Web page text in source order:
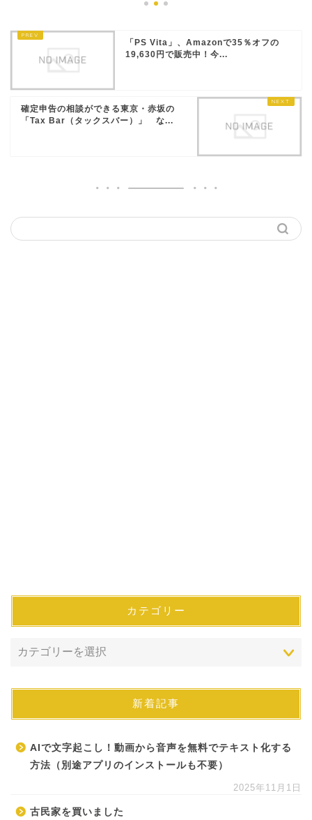
「PS Vita」、Amazonで35％オフの
19,630円で販売中！今...
確定申告の相談ができる東京・赤坂の
「Tax Bar（タックスバー）」 な...
カテゴリー
新着記事
AIで文字起こし！動画から音声を無料でテキスト化する
方法（別途アプリのインストールも不要）
2025年11月1日
古民家を買いました